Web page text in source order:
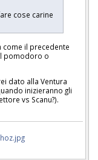
cose carine
il precedente
pomodoro o
dato alla Ventura
inizieranno gli
vs Scanu?).